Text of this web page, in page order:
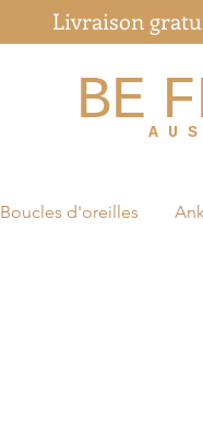
BE A U
Livraison
Boucles d'oreilles